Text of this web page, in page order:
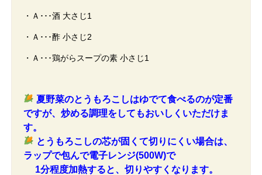
・Ａ･･･酒 大さじ1
・Ａ･･･酢 小さじ2
・Ａ･･･鶏がらスープの素 小さじ1
夏野菜のとうもろこしはゆでて食べるのが定番
ですが、炒める調理をしてもおいしくいただけま
す。
とうもろこしの芯が固くて切りにくい場合は、
ラップで包んで電子レンジ(500W)で
1分程度加熱すると、切りやすくなります。